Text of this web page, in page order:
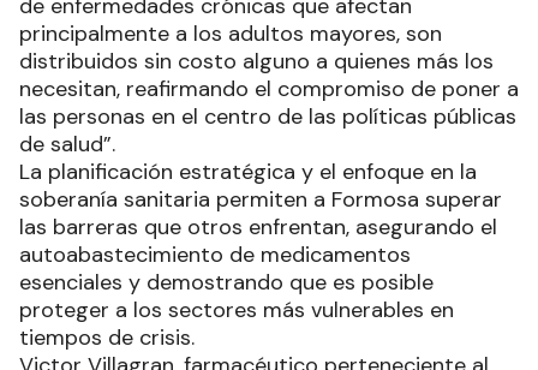
de enfermedades crónicas que afectan
principalmente a los adultos mayores, son
distribuidos sin costo alguno a quienes más los
necesitan, reafirmando el compromiso de poner a
las personas en el centro de las políticas públicas
de salud”.
La planificación estratégica y el enfoque en la
soberanía sanitaria permiten a Formosa superar
las barreras que otros enfrentan, asegurando el
autoabastecimiento de medicamentos
esenciales y demostrando que es posible
proteger a los sectores más vulnerables en
tiempos de crisis.